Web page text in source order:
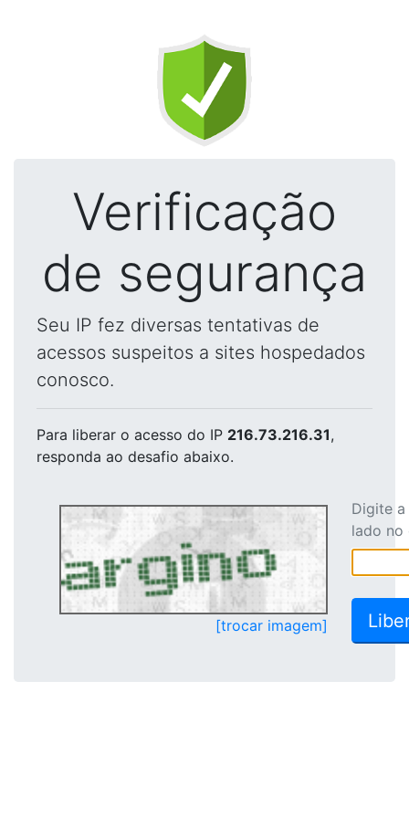
Verificação
de segurança
Seu IP fez diversas tentativas de
acessos suspeitos a sites hospedados
conosco.
Para liberar o acesso do IP 216.73.216.31,
responda ao desafio abaixo.
[trocar imagem]
Digite
lado no